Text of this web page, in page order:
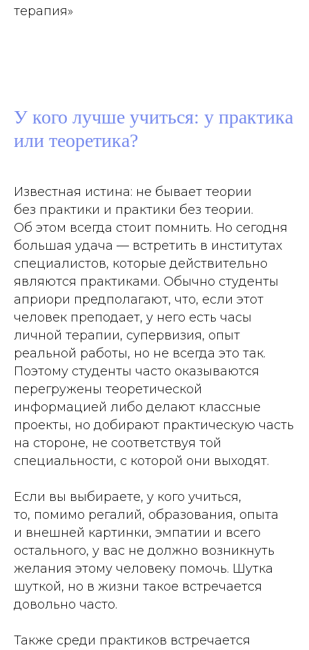
терапия»
У кого лучше учиться: у практика
или теоретика?
Известная истина: не бывает теории
без практики и практики без теории.
Об этом всегда стоит помнить. Но сегодня
большая удача — встретить в институтах
специалистов, которые действительно
являются практиками. Обычно студенты
априори предполагают, что, если этот
человек преподает, у него есть часы
личной терапии, супервизия, опыт
реальной работы, но не всегда это так.
Поэтому студенты часто оказываются
перегружены теоретической
информацией либо делают классные
проекты, но добирают практическую часть
на стороне, не соответствуя той
специальности, с которой они выходят.
Если вы выбираете, у кого учиться,
то, помимо регалий, образования, опыта
и внешней картинки, эмпатии и всего
остального, у вас не должно возникнуть
желания этому человеку помочь. Шутка
шуткой, но в жизни такое встречается
довольно часто.
Также среди практиков встречается